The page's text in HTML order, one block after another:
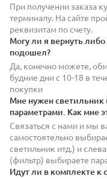
При получении заказа
терминалу. На сайте
реквизитам по счету.
Могу ли я вернуть
подошел?
Да, конечно можете,
будние дни с 10-18 в
покупки
Мне нужен
параметрами. Как мне
Связаться с нами и мы
самостоятельно
светильник итд.) и
(фильтр) выбираете
Идут ли в комплекте к